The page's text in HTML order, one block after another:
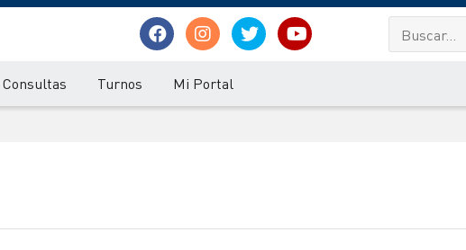
Consultas Turnos Mi Portal